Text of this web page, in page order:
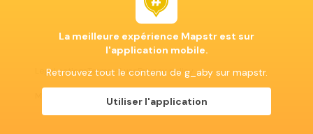
Legal noticesTerms of usePrivacy policy
Mapstr 2024 | All rights reserved
La meilleure expérience Mapstr est sur
l'application mobile.
Retrouvez tout le contenu de g_aby sur mapstr.
Utiliser l'application